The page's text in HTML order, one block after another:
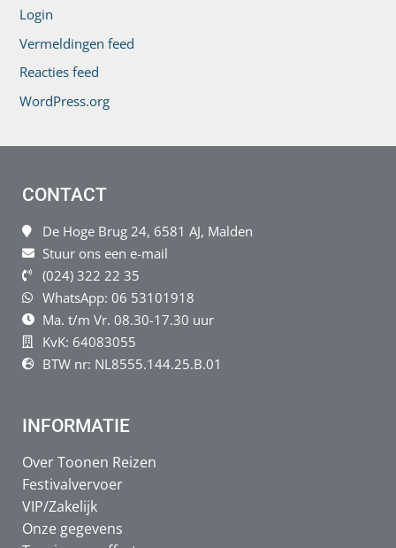
Login
Vermeldingen feed
Reacties feed
WordPress.org
CONTACT
De Hoge Brug 24, 6581 AJ, Malden
Stuur ons een e-mail
(024) 322 22 35
WhatsApp: 06 53101918
Ma. t/m Vr. 08.30-17.30 uur
KvK: 64083055
BTW nr: NL8555.144.25.B.01
INFORMATIE
Over Toonen Reizen
Festivalvervoer
VIP/Zakelijk
Onze gegevens